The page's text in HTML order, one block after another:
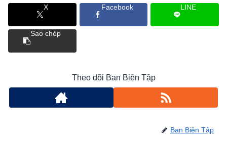
X Facebook LINE
Sao chép
Theo dõi Ban Biên Tập
Ban Biên Tập